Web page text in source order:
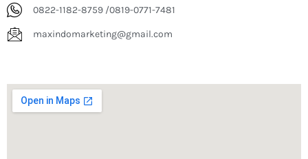
0822-1182-8759 /0819-0771-7481
maxindomarketing@gmail.com